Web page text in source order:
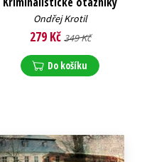
Ondřej Krotil
279 Kč 349 Kč
Do košíku